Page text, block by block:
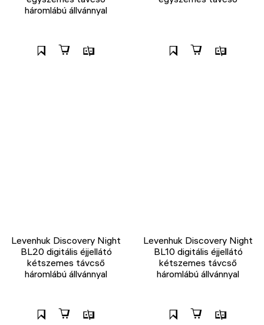
háromlábú állvánnyal
Levenhuk Discovery Night
BL20 digitális éjjellátó
kétszemes távcső
háromlábú állvánnyal
Levenhuk Discovery Night
BL10 digitális éjjellátó
kétszemes távcső
háromlábú állvánnyal